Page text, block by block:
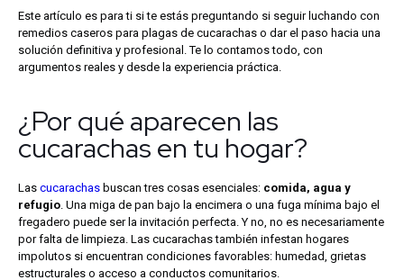
Este artículo es para ti si te estás preguntando si seguir luchando con
remedios caseros para plagas de cucarachas o dar el paso hacia una
solución definitiva y profesional. Te lo contamos todo, con
argumentos reales y desde la experiencia práctica.
¿Por qué aparecen las
cucarachas en tu hogar?
Las cucarachas buscan tres cosas esenciales: comida, agua y
refugio. Una miga de pan bajo la encimera o una fuga mínima bajo el
fregadero puede ser la invitación perfecta. Y no, no es necesariamente
por falta de limpieza. Las cucarachas también infestan hogares
impolutos si encuentran condiciones favorables: humedad, grietas
estructurales o acceso a conductos comunitarios.